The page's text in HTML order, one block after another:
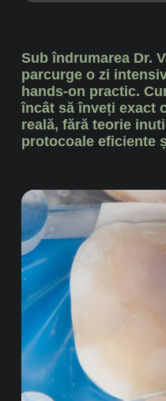
Sub îndrumarea Dr.
parcurge o zi
hands-on practic.
încât să înveți exact
reală, fără teorie
protocoale eficiente